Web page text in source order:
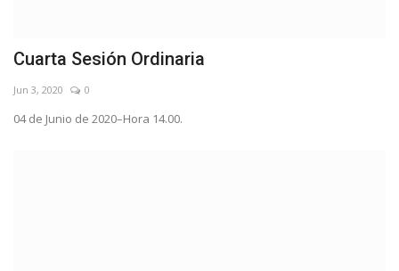
Cuarta Sesión Ordinaria
Jun 3, 2020 0
04 de Junio de 2020–Hora 14.00.